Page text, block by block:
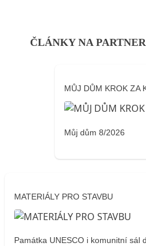
ČLÁNKY NA
MŮJ DŮM KROK ZA
Můj dům 8/2026
MATERIÁLY PRO STAVBU
Památka UNESCO i komunitní sál